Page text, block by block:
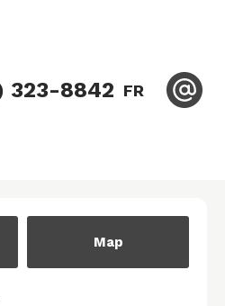
323-8842 FR
Map